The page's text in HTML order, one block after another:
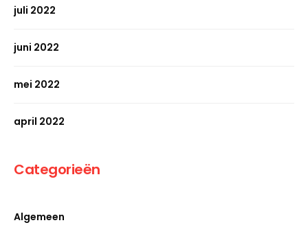
juli 2022
juni 2022
mei 2022
april 2022
Categorieën
Algemeen